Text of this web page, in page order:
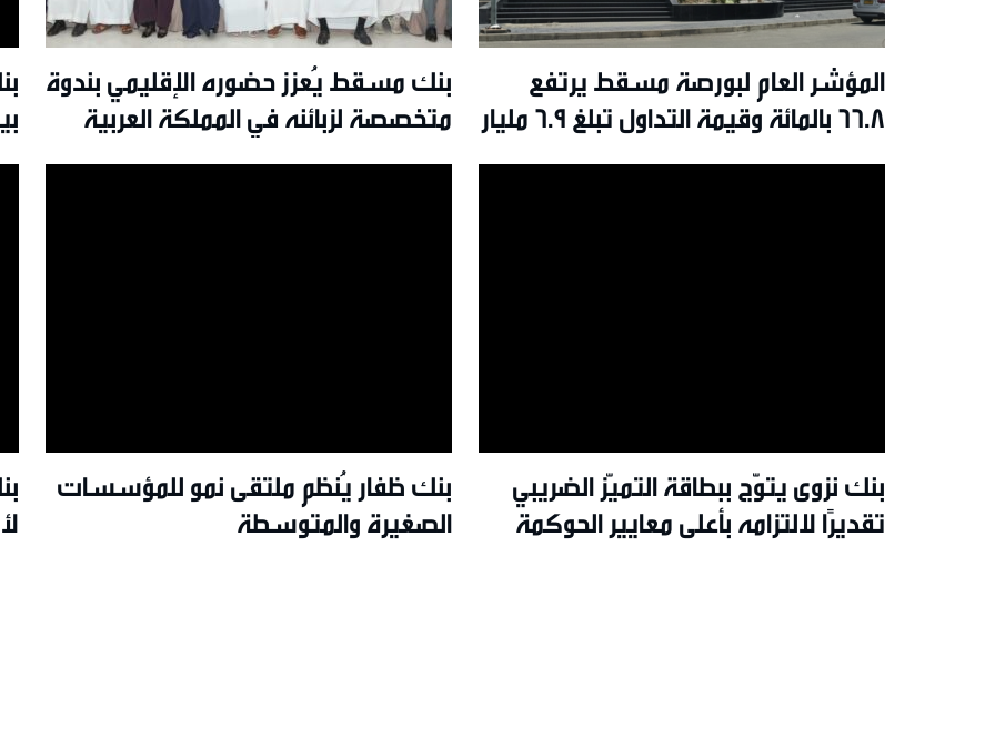
المؤشر العام لبورصة مسقط يرتفع
66.8 بالمائة وقيمة التداول تبلغ 6.9 مليار
بنك مسقط يُعزز حضوره الإقليمي بندوة
متخصصة لزبائنه في المملكة العربية
بنك نزوى يتوّج ببطاقة التميّز الضريبي
تقديرًا لالتزامه بأعلى معايير الحوكمة
بنك ظفار يُنظم ملتقى نمو للمؤسسات
الصغيرة والمتوسطة